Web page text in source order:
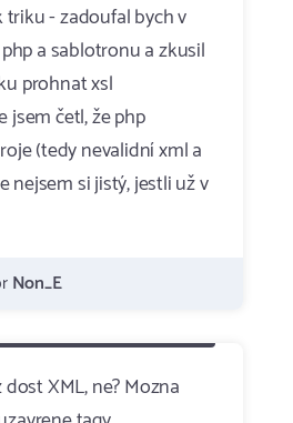
triku - zadoufal bych v
a sablotronu a zkusil
prohnat xsl
jsem četl, že php
(tedy nevalidní xml a
nejsem si jistý, jestli už v
Non_E
XML, ne? Mozna